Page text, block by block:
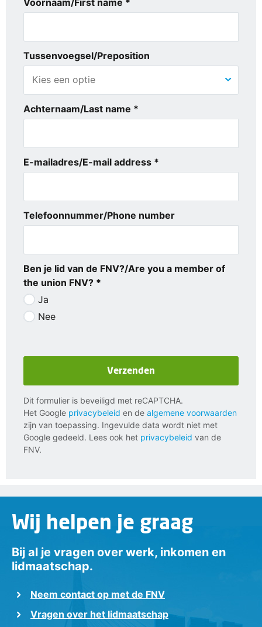
Tussenvoegsel/Preposition
Achternaam/Last name *
E-mailadres/E-mail address *
Telefoonnummer/Phone number
Ben je lid van de FNV?/Are you a member of
the union FNV? *
Ja
Nee
Dit formulier is beveiligd met reCAPTCHA.
Het Google privacybeleid en de algemene voorwaarden
zijn van toepassing. Ingevulde data wordt niet met
Google gedeeld. Lees ook het privacybeleid van de
FNV.
Verzenden
Wij helpen je graag
Bij al je vragen over werk, inkomen en
lidmaatschap.
Neem contact op met de FNV
Vragen over het lidmaatschap